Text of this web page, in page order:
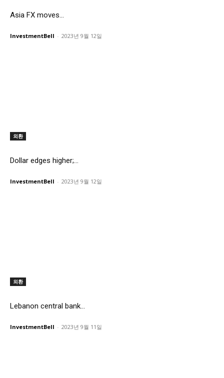
Asia FX moves...
InvestmentBell - 2023년 9월 12일
외환
Dollar edges higher;...
InvestmentBell - 2023년 9월 12일
외환
Lebanon central bank...
InvestmentBell - 2023년 9월 11일